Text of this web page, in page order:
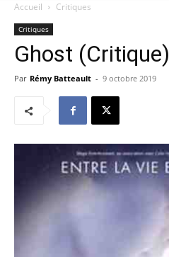
Accueil Critiques
Critiques
Ghost (Critique)
Par Rémy Batteault - 9 octobre 2019